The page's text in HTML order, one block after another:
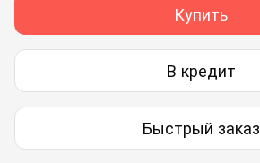
Купить
В кредит
Быстрый заказ